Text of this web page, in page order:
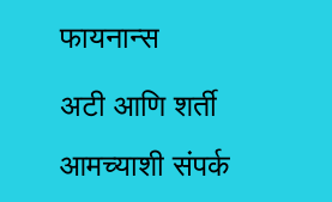
फायनान्स
अटी आणि शर्ती
आमच्याशी संपर्क